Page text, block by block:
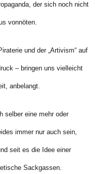
der sich noch nicht
vonnöten.
und der „Artivism“ auf
– bringen uns vielleicht
anbelangt.
selber eine mehr oder
immer nur auch sein,
seit es die Idee einer
Sackgassen.